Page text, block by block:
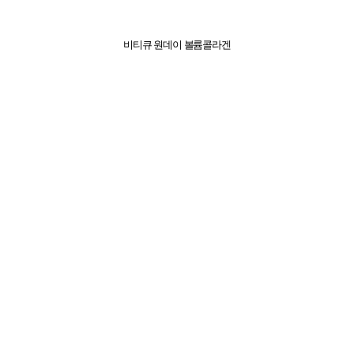
비티큐 원데이 볼륨콜라겐